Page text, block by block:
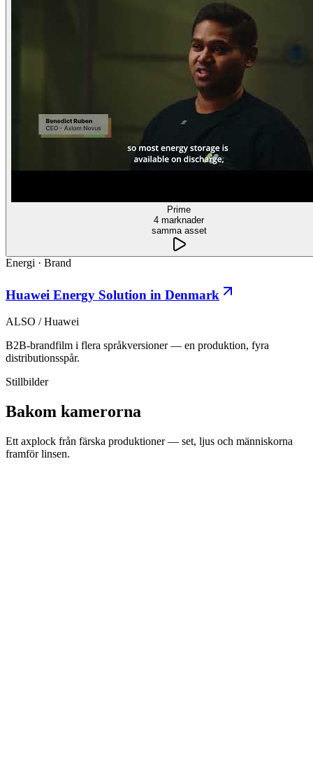
Prime
4 marknader
samma asset
Energi · Brand
Huawei Energy Solution in Denmark
ALSO / Huawei
B2B-brandfilm i flera språkversioner — en produktion, fyra
distributionsspår.
Stillbilder
Bakom kamerorna
Ett axplock från färska produktioner — set, ljus och människorna
framför linsen.